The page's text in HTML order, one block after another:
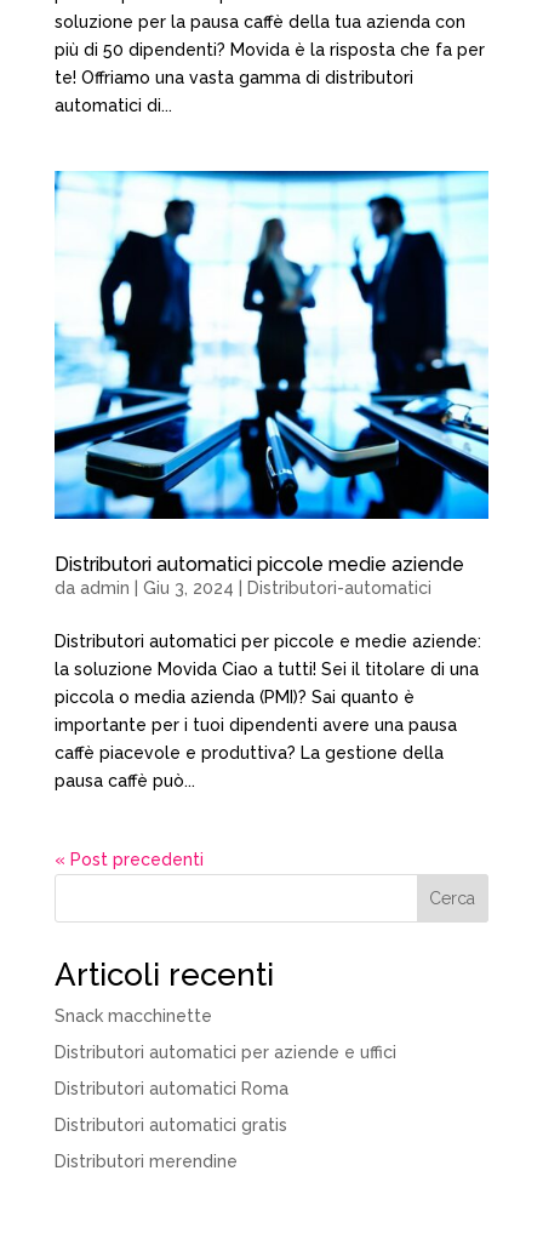
soluzione per la pausa caffè della tua azienda con
più di 50 dipendenti? Movida è la risposta che fa per
te! Offriamo una vasta gamma di distributori
automatici di...
Distributori automatici piccole medie aziende
da admin | Giu 3, 2024 | Distributori-automatici
Distributori automatici per piccole e medie aziende:
la soluzione Movida Ciao a tutti! Sei il titolare di una
piccola o media azienda (PMI)? Sai quanto è
importante per i tuoi dipendenti avere una pausa
caffè piacevole e produttiva? La gestione della
pausa caffè può...
« Post precedenti
Cerca
Articoli recenti
Snack macchinette
Distributori automatici per aziende e uffici
Distributori automatici Roma
Distributori automatici gratis
Distributori merendine